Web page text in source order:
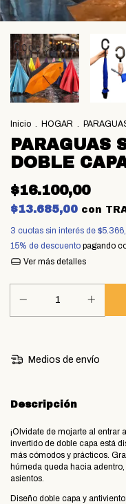
Inicio . HOGAR .
PARAGUAS
DOBLE
$16.100,00
$13.685,00 con
3 cuotas sin interés de
15% de descuento pagando
Ver más detalles
Medios de envío
Descripción
​¡Olvidate de mojarte al entrar
invertido de doble capa está
más cómodos y prácticos.
húmeda queda hacia
asientos.
​Diseño doble capa y